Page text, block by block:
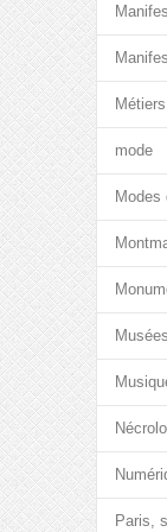
mode
Modes
Musées
Paris,